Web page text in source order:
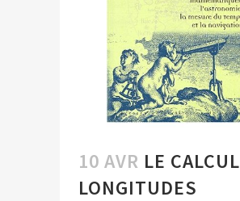
10 AVR LE
LONGITUDES